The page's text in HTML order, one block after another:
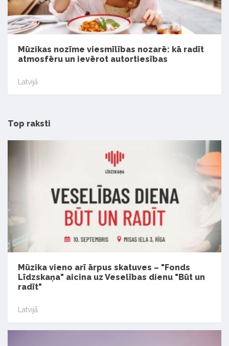
Mūzikas nozīme viesmīlības nozarē: kā radīt
atmosfēru un ievērot autortiesības
Latvijā
Top raksti
Mūzika vieno arī ārpus skatuves – "Fonds
Līdzskaņa" aicina uz Veselības dienu "Būt un
radīt"
Latvijā